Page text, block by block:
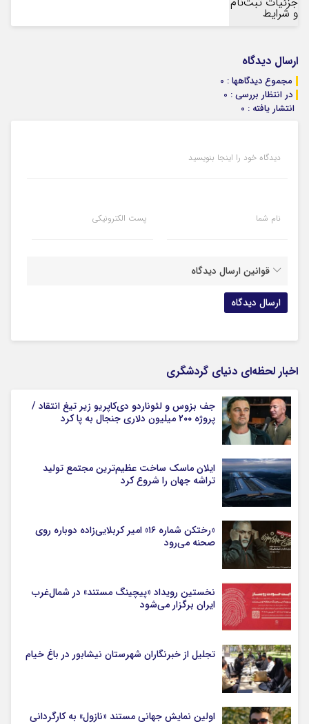
ارسال دیدگاه
مجموع دیدگاهها : 0
در انتظار بررسی : 0
انتشار یافته : 0
دیدگاه خود را اینجا بنویسید
نام شما پست الکترونیکی
قوانین ارسال دیدگاه
اخبار لحظه‌ای دنیای گردشگری
جف بزوس و لئوناردو دی‌کاپریو زیر تیغ انتقاد /
پروژه ۲۰۰ میلیون دلاری جنجال به پا کرد
ایلان ماسک ساخت عظیم‌ترین مجتمع تولید
تراشه جهان را شروع کرد
«رختکن شماره ۱۶» امیر کربلایی‌زاده دوباره روی
صحنه می‌رود
نخستین رویداد «پیچینگ مستند» در شمال‌غرب
ایران برگزار می‌شود
تجلیل از خبرنگاران شهرستان نیشابور در باغ خیام
اولین نمایش جهانی مستند «نازول» به کارگردانی